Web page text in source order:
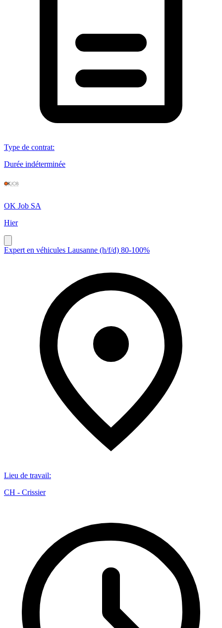
Type de contrat:
Durée indéterminée
OK Job SA
Hier
Expert en véhicules Lausanne (h/f/d) 80-100%
Lieu de travail:
CH - Crissier